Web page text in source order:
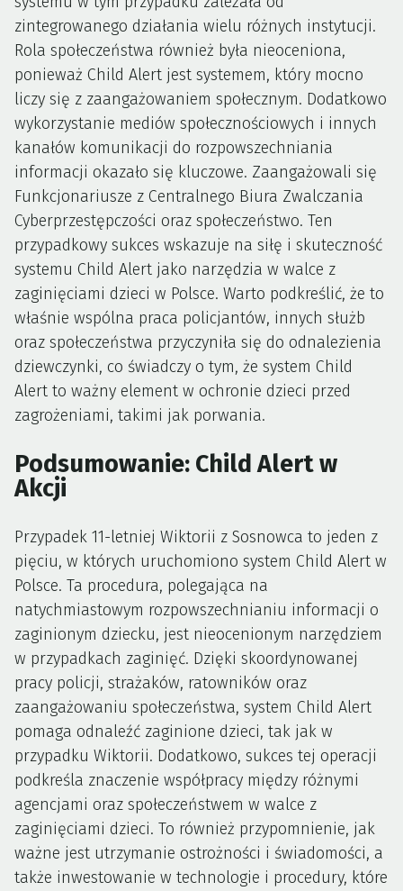
zintegrowanego działania wielu różnych instytucji.
Rola społeczeństwa również była nieoceniona,
ponieważ Child Alert jest systemem, który mocno
liczy się z zaangażowaniem społecznym. Dodatkowo
wykorzystanie mediów społecznościowych i innych
kanałów komunikacji do rozpowszechniania
informacji okazało się kluczowe. Zaangażowali się
Funkcjonariusze z Centralnego Biura Zwalczania
Cyberprzestępczości oraz społeczeństwo. Ten
przypadkowy sukces wskazuje na siłę i skuteczność
systemu Child Alert jako narzędzia w walce z
zaginięciami dzieci w Polsce. Warto podkreślić, że to
właśnie wspólna praca policjantów, innych służb
oraz społeczeństwa przyczyniła się do odnalezienia
dziewczynki, co świadczy o tym, że system Child
Alert to ważny element w ochronie dzieci przed
zagrożeniami, takimi jak porwania.
Podsumowanie: Child Alert w
Akcji
Przypadek 11-letniej Wiktorii z Sosnowca to jeden z
pięciu, w których uruchomiono system Child Alert w
Polsce. Ta procedura, polegająca na
natychmiastowym rozpowszechnianiu informacji o
zaginionym dziecku, jest nieocenionym narzędziem
w przypadkach zaginięć. Dzięki skoordynowanej
pracy policji, strażaków, ratowników oraz
zaangażowaniu społeczeństwa, system Child Alert
pomaga odnaleźć zaginione dzieci, tak jak w
przypadku Wiktorii. Dodatkowo, sukces tej operacji
podkreśla znaczenie współpracy między różnymi
agencjami oraz społeczeństwem w walce z
zaginięciami dzieci. To również przypomnienie, jak
ważne jest utrzymanie ostrożności i świadomości, a
także inwestowanie w technologie i procedury, które